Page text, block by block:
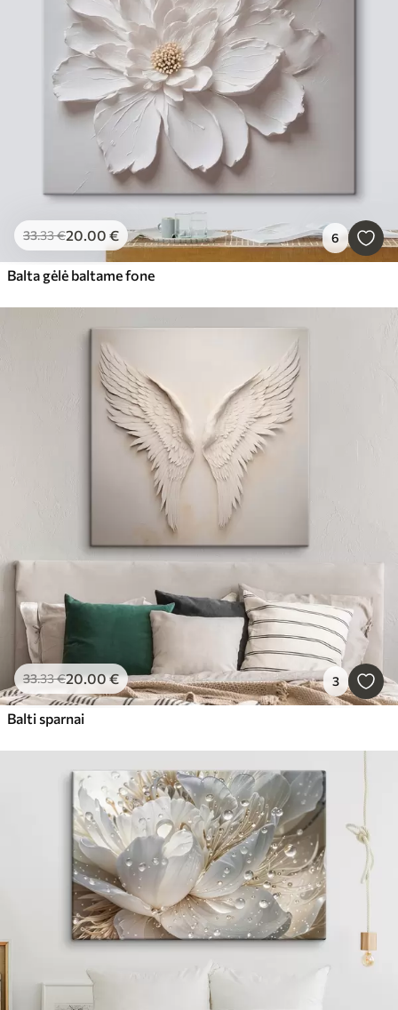
33.33€20.00 € 6
Balta gėlė baltame fone
33.33€20.00€ 3
Balti sparnai